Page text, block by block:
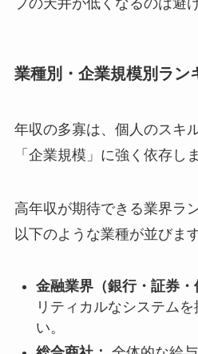
業種別・企業規模別ラン
年収の多寡は、個人のスキ
「企業規模」に強く依存し
高年収が期待できる業界ラ
以下のような業種が並びます
金融業界（銀行・証券・
リティカルなシステム
い。